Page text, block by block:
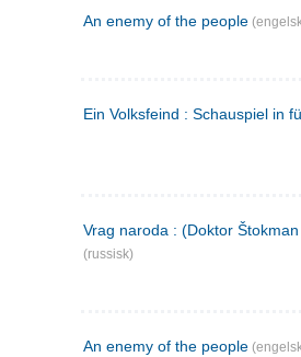
An enemy of the people
Ein Volksfeind : Schauspiel in
Vrag naroda : (Doktor Štokman
(russisk)
An enemy of the people